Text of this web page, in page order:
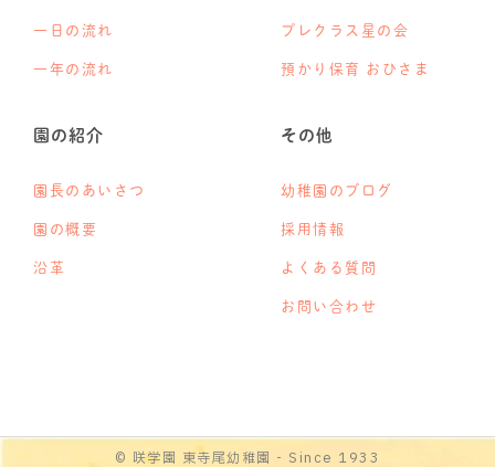
一日の流れ
一年の流れ
プレクラス星の会
預かり保育 おひさま
園の紹介
園長のあいさつ
園の概要
沿革
その他
幼稚園のブログ
採用情報
よくある質問
お問い合わせ
© 咲学園 東寺尾幼稚園 - Since 1933